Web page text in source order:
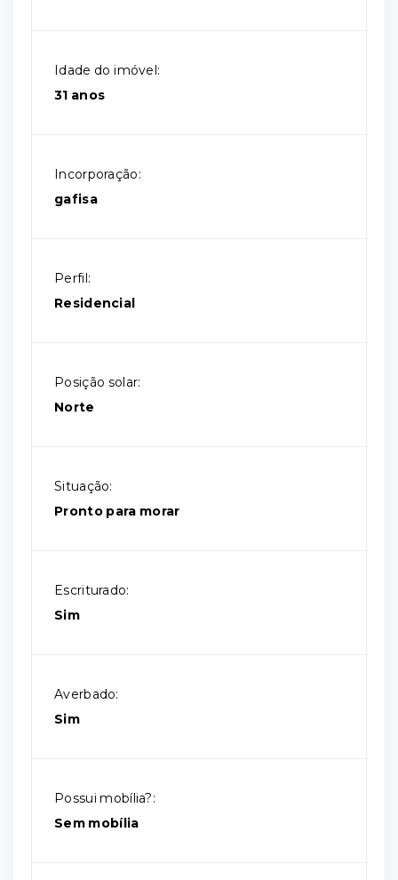
Idade do imóvel:
31 anos
Incorporação:
gafisa
Perfil:
Residencial
Posição solar:
Norte
Situação:
Pronto para morar
Escriturado:
Sim
Averbado:
Sim
Possui mobília?:
Sem mobília